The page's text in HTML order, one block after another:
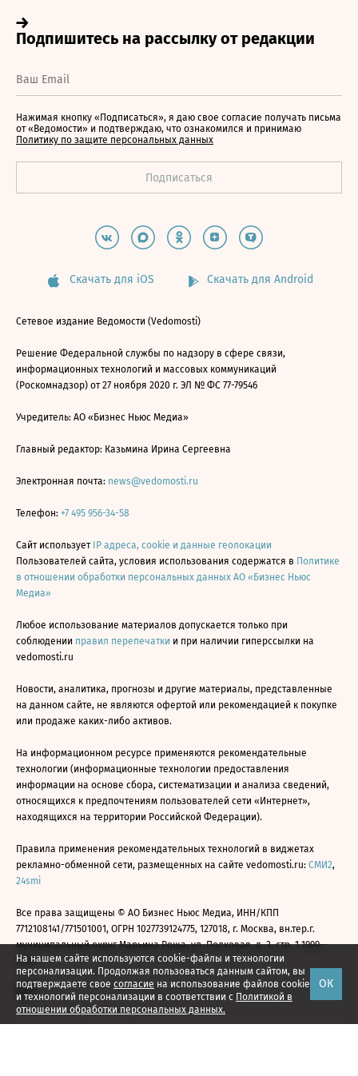
На нашем сайте используются cookie-файлы и технологии
персонализации. Продолжая пользоваться данным сайтом, вы
подтверждаете свое согласие на использование файлов cookie
и технологий персонализации в соответствии с Политикой в
отношении обработки персональных данных.
ОК
Нажимая кнопку «Подписаться», я даю свое согласие получать письма
от «Ведомости» и подтверждаю, что ознакомился и принимаю
Политику по защите персональных данных
Скачать для iOS Скачать для Android
Сетевое издание Ведомости (Vedomosti)
Решение Федеральной службы по надзору в сфере связи,
информационных технологий и массовых коммуникаций
(Роскомнадзор) от 27 ноября 2020 г. ЭЛ № ФС 77-79546
Учредитель: АО «Бизнес Ньюс Медиа»
Главный редактор: Казьмина Ирина Сергеевна
Электронная почта: news@vedomosti.ru
Телефон: +7 495 956-34-58
Сайт использует IP адреса, cookie и данные геолокации
Пользователей сайта, условия использования содержатся в Политике
в отношении обработки персональных данных АО «Бизнес Ньюс
Медиа»
Любое использование материалов допускается только при
соблюдении правил перепечатки и при наличии гиперссылки на
vedomosti.ru
Новости, аналитика, прогнозы и другие материалы, представленные
на данном сайте, не являются офертой или рекомендацией к покупке
или продаже каких-либо активов.
На информационном ресурсе применяются рекомендательные
технологии (информационные технологии предоставления
информации на основе сбора, систематизации и анализа сведений,
относящихся к предпочтениям пользователей сети «Интернет»,
находящихся на территории Российской Федерации).
Правила применения рекомендательных технологий в виджетах
рекламно-обменной сети, размещенных на сайте vedomosti.ru: СМИ2,
24smi
Все права защищены © АО Бизнес Ньюс Медиа, ИНН/КПП
7712108141/771501001, ОГРН 1027739124775, 127018, г. Москва, вн.тер.г.
муниципальный округ Марьина Роща, ул. Полковая, д. 3, стр. 1 1999—
2026